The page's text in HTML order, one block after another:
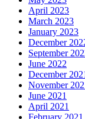
April 2023
March 2023
January 2023
December
September
June 2022
December
November
June 2021
April 2021
February 2021